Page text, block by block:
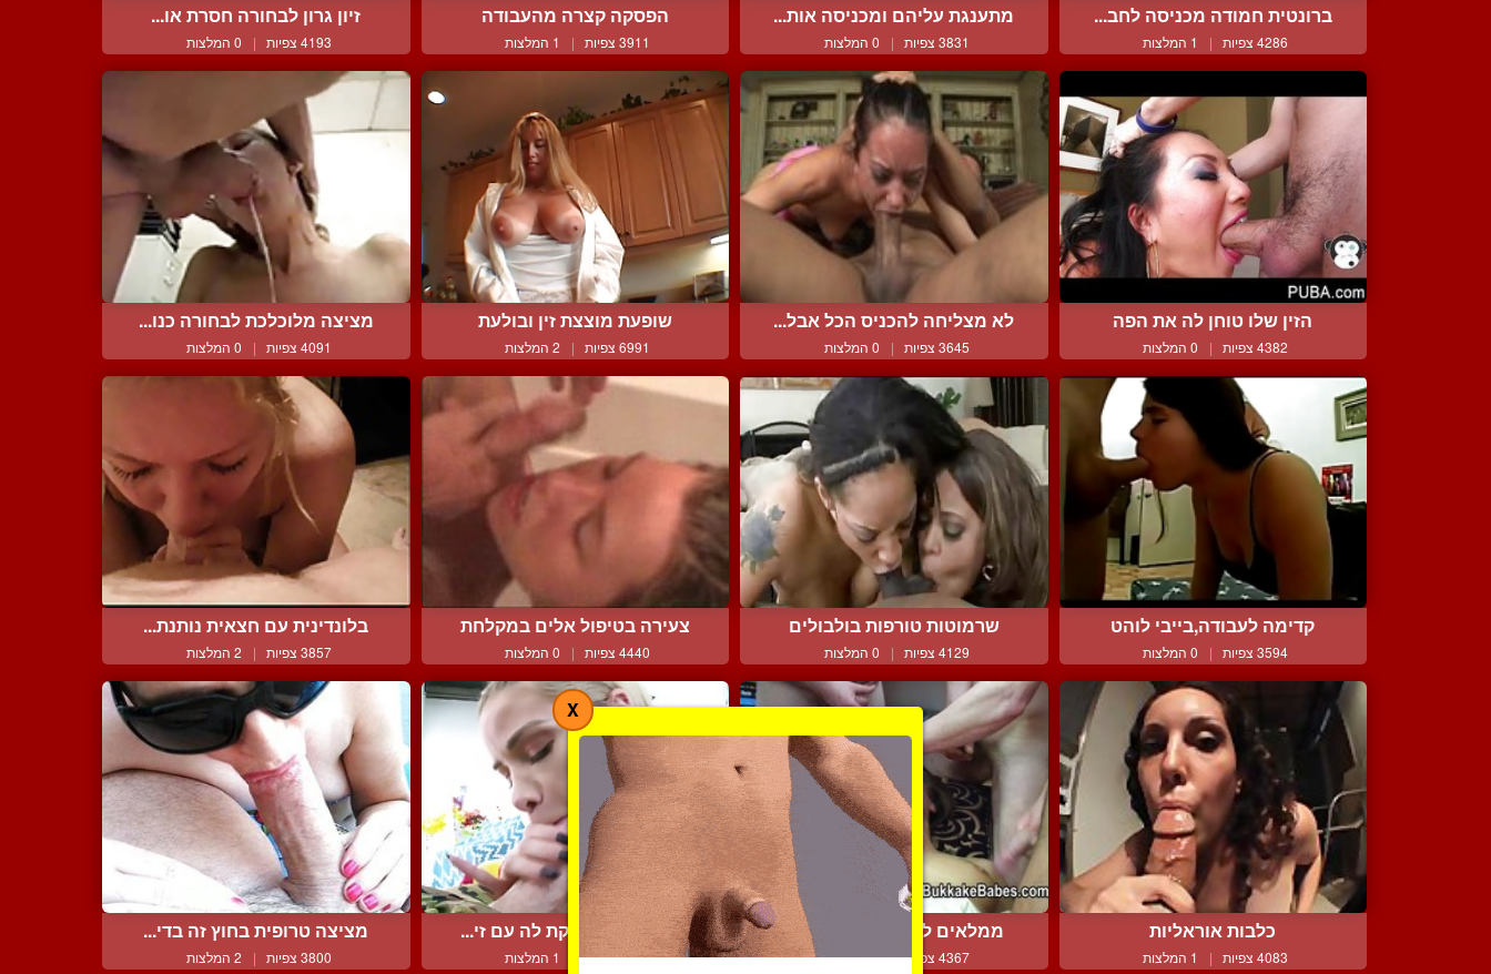
ברונטית חמודה מכניסה לחב...
4286 צפיות | 1 המלצות
מתענגת עליהם ומכניסה אות...
3831 צפיות | 0 המלצות
הפסקה קצרה מהעבודה
3911 צפיות | 1 המלצות
זיון גרון לבחורה חסרת או...
4193 צפיות | 0 המלצות
הזין שלו טוחן לה את הפה
4382 צפיות | 0 המלצות
לא מצליחה להכניס הכל אבל...
3645 צפיות | 0 המלצות
שופעת מוצצת זין ובולעת
6991 צפיות | 2 המלצות
מציצה מלוכלכת לבחורה כנו...
4091 צפיות | 0 המלצות
קדימה לעבודה,בייבי לוהט
3594 צפיות | 0 המלצות
שרמוטות טורפות בולבולים
4129 צפיות | 0 המלצות
צעירה בטיפול אלים במקלחת
4440 צפיות | 0 המלצות
בלונדינית עם חצאית נותנת...
3857 צפיות | 2 המלצות
כלבות אוראליות
4083 צפיות | 1 המלצות
ממלאים לה את הפנים בזרע
4367 צפיות | 1 המלצות
בחורה יפה מפנקת לה עם זי...
3104 צפיות | 1 המלצות
מציצה טרופית בחוץ זה בדי...
3800 צפיות | 2 המלצות
X